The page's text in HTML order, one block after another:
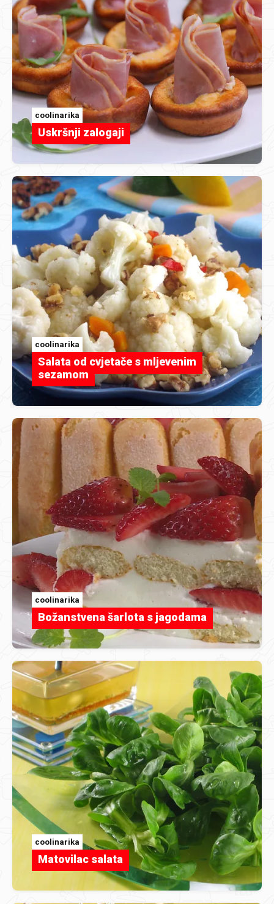
coolinarika
Uskršnji zalogaji
coolinarika
Salata od cvjetače s mljevenim
sezamom
coolinarika
Božanstvena šarlota s jagodama
coolinarika
Matovilac salata